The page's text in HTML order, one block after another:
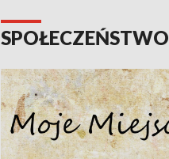
SPOŁECZEŃSTWO